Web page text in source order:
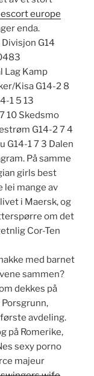
europe
enda.
G14
Lag Kamp
Kisa G14-2 8
1 5 13
10 Skedsmo
G14-2 7 4
G14-1 7 3 Dalen
På samme
girls best
lei mange av
i Maersk, og
om det
Cor-Ten
med barnet
sammen?
dekkes på
avdeling.
på Romerike,
sexy porno
majeur